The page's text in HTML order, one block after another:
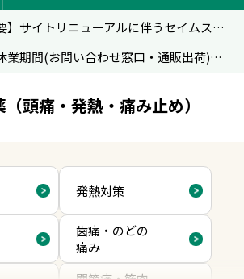
【重要】サイトリニューアルに伴うセイムス通販のご利用について
夏季休業期間(お問い合わせ窓口・通販出荷)のお知らせ
頭痛・発熱・痛み止め）
発熱対策
歯痛・のどの
痛み